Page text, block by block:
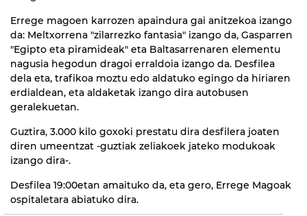
Errege magoen karrozen apaindura gai anitzekoa izango
da: Meltxorrena "zilarrezko fantasia" izango da, Gasparren
"Egipto eta piramideak" eta Baltasarrenaren elementu
nagusia hegodun dragoi erraldoia izango da. Desfilea
dela eta, trafikoa moztu edo aldatuko egingo da hiriaren
erdialdean, eta aldaketak izango dira autobusen
geralekuetan.
Guztira, 3.000 kilo goxoki prestatu dira desfilera joaten
diren umeentzat -guztiak zeliakoek jateko modukoak
izango dira-.
Desfilea 19:00etan amaituko da, eta gero, Errege Magoak
ospitaletara abiatuko dira.